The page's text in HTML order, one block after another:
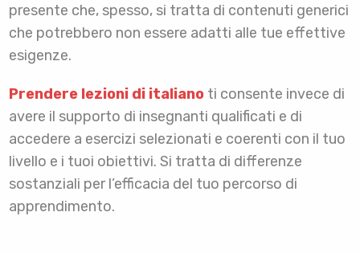
presente che, spesso, si tratta di contenuti generici
che potrebbero non essere adatti alle tue effettive
esigenze.
Prendere lezioni di italiano ti consente invece di
avere il supporto di insegnanti qualificati e di
accedere a esercizi selezionati e coerenti con il tuo
livello e i tuoi obiettivi. Si tratta di differenze
sostanziali per l’efficacia del tuo percorso di
apprendimento.